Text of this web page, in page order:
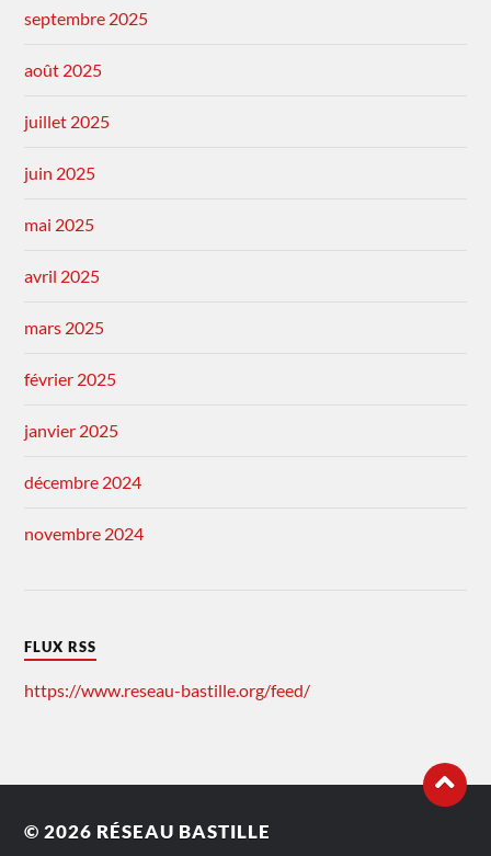
septembre 2025
août 2025
juillet 2025
juin 2025
mai 2025
avril 2025
mars 2025
février 2025
janvier 2025
décembre 2024
novembre 2024
FLUX RSS
https://www.reseau-bastille.org/feed/
© 2026 RÉSEAU BASTILLE